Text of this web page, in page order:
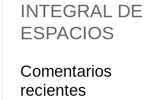
INTEGRAL DE
ESPACIOS
Comentarios
recientes